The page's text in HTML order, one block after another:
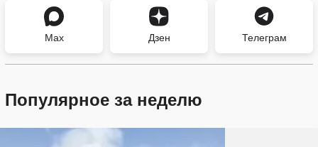
Max Дзен Телеграм
Популярное за неделю